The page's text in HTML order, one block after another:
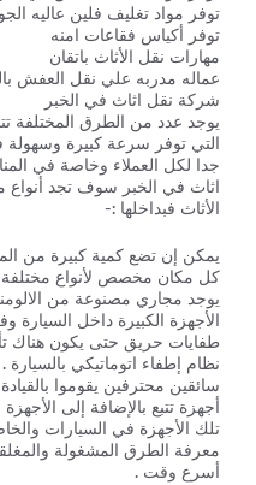
توفر مواد تغليف فلين عاليه
توفر أكياس فقاعات امنه
مهارات نقل الأثاث باتقان
عماله مدربه علي نقل العفش
شركة نقل اثاث في الخبر
يوجد عدد من الطرق المختلفة
التي توفر سرعة كبيرة
جدا لكل العملاء وخاصة في
اثاث في الخبر سوف تجد أنواع
الأثاث فبداخلها :-
يمكن إن تضع كمية كبيرة من
كل مكان مخصص لأنواع
يوجد مجاري مصنوعة من
الأجهزة الكبيرة داخل السيارة
طفايات حريق حتى يكون هناك
نظام إطفاء اتوماتيكي بالسيارة .
سائقين محترفين يقوموا
أجهزة تتبع بالإضافة إلى
تلك الأجهزة في السيارات
معرفة الطرق المشغولة
أسرع وقت .